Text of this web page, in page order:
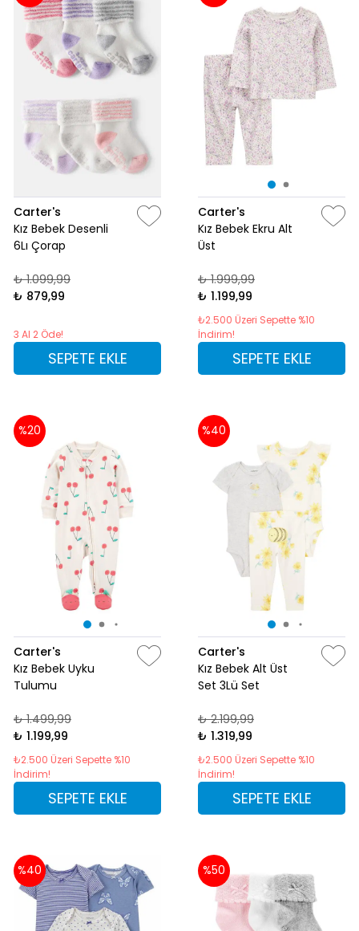
Carter's
Kız Bebek Desenli
6Lı Çorap
₺ 1.099,99
₺ 879,99
3 Al 2 Öde!
SEPETE EKLE
Carter's
Kız Bebek Ekru Alt
Üst
₺ 1.999,99
₺ 1.199,99
₺2.500 Üzeri Sepette %10
İndirim!
SEPETE EKLE
%20
Carter's
Kız Bebek Uyku
Tulumu
₺ 1.499,99
₺ 1.199,99
₺2.500 Üzeri Sepette %10
İndirim!
SEPETE EKLE
%40
Carter's
Kız Bebek Alt Üst
Set 3Lü Set
₺ 2.199,99
₺ 1.319,99
₺2.500 Üzeri Sepette %10
İndirim!
SEPETE EKLE
%40 %50